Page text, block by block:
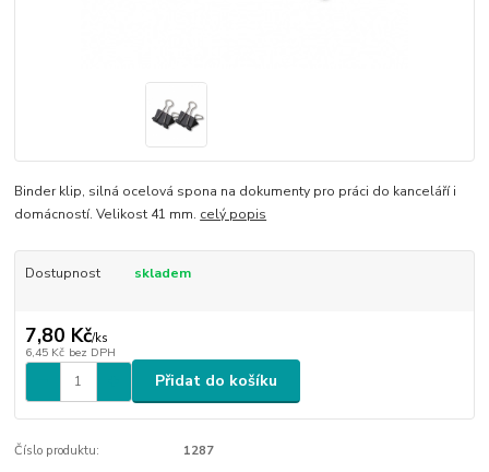
Binder klip, silná ocelová spona na dokumenty pro práci do kanceláří i
domácností. Velikost 41 mm. celý popis
Dostupnost skladem
7,80 Kč/ks
6,45 Kč bez DPH
Přidat do košíku
Číslo produktu: 1287